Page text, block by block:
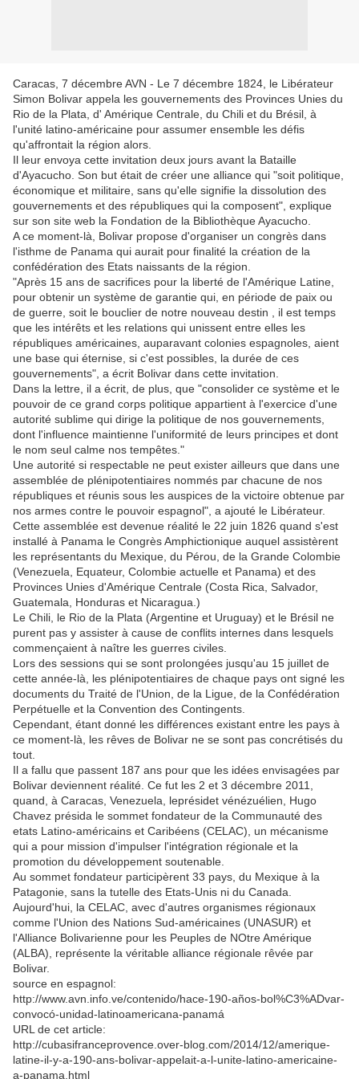
Caracas, 7 décembre AVN - Le 7 décembre 1824, le Libérateur
Simon Bolivar appela les gouvernements des Provinces Unies du
Rio de la Plata, d' Amérique Centrale, du Chili et du Brésil, à
l'unité latino-américaine pour assumer ensemble les défis
qu'affrontait la région alors.
Il leur envoya cette invitation deux jours avant la Bataille
d'Ayacucho. Son but était de créer une alliance qui "soit politique,
économique et militaire, sans qu'elle signifie la dissolution des
gouvernements et des républiques qui la composent", explique
sur son site web la Fondation de la Bibliothèque Ayacucho.
A ce moment-là, Bolivar propose d'organiser un congrès dans
l'isthme de Panama qui aurait pour finalité la création de la
confédération des Etats naissants de la région.
"Après 15 ans de sacrifices pour la liberté de l'Amérique Latine,
pour obtenir un système de garantie qui, en période de paix ou
de guerre, soit le bouclier de notre nouveau destin , il est temps
que les intérêts et les relations qui unissent entre elles les
républiques américaines, auparavant colonies espagnoles, aient
une base qui éternise, si c'est possibles, la durée de ces
gouvernements", a écrit Bolivar dans cette invitation.
Dans la lettre, il a écrit, de plus, que "consolider ce système et le
pouvoir de ce grand corps politique appartient à l'exercice d'une
autorité sublime qui dirige la politique de nos gouvernements,
dont l'influence maintienne l'uniformité de leurs principes et dont
le nom seul calme nos tempêtes."
Une autorité si respectable ne peut exister ailleurs que dans une
assemblée de plénipotentiaires nommés par chacune de nos
républiques et réunis sous les auspices de la victoire obtenue par
nos armes contre le pouvoir espagnol", a ajouté le Libérateur.
Cette assemblée est devenue réalité le 22 juin 1826 quand s'est
installé à Panama le Congrès Amphictionique auquel assistèrent
les représentants du Mexique, du Pérou, de la Grande Colombie
(Venezuela, Equateur, Colombie actuelle et Panama) et des
Provinces Unies d'Amérique Centrale (Costa Rica, Salvador,
Guatemala, Honduras et Nicaragua.)
Le Chili, le Rio de la Plata (Argentine et Uruguay) et le Brésil ne
purent pas y assister à cause de conflits internes dans lesquels
commençaient à naître les guerres civiles.
Lors des sessions qui se sont prolongées jusqu'au 15 juillet de
cette année-là, les plénipotentiaires de chaque pays ont signé les
documents du Traité de l'Union, de la Ligue, de la Confédération
Perpétuelle et la Convention des Contingents.
Cependant, étant donné les différences existant entre les pays à
ce moment-là, les rêves de Bolivar ne se sont pas concrétisés du
tout.
Il a fallu que passent 187 ans pour que les idées envisagées par
Bolivar deviennent réalité. Ce fut les 2 et 3 décembre 2011,
quand, à Caracas, Venezuela, leprésidet vénézuélien, Hugo
Chavez présida le sommet fondateur de la Communauté des
etats Latino-américains et Caribéens (CELAC), un mécanisme
qui a pour mission d'impulser l'intégration régionale et la
promotion du développement soutenable.
Au sommet fondateur participèrent 33 pays, du Mexique à la
Patagonie, sans la tutelle des Etats-Unis ni du Canada.
Aujourd'hui, la CELAC, avec d'autres organismes régionaux
comme l'Union des Nations Sud-américaines (UNASUR) et
l'Alliance Bolivarienne pour les Peuples de NOtre Amérique
(ALBA), représente la véritable alliance régionale rêvée par
Bolivar.
source en espagnol:
http://www.avn.info.ve/contenido/hace-190-años-bol%C3%ADvar-
convocó-unidad-latinoamericana-panamá
URL de cet article:
http://cubasifranceprovence.over-blog.com/2014/12/amerique-
latine-il-y-a-190-ans-bolivar-appelait-a-l-unite-latino-americaine-
a-panama.html